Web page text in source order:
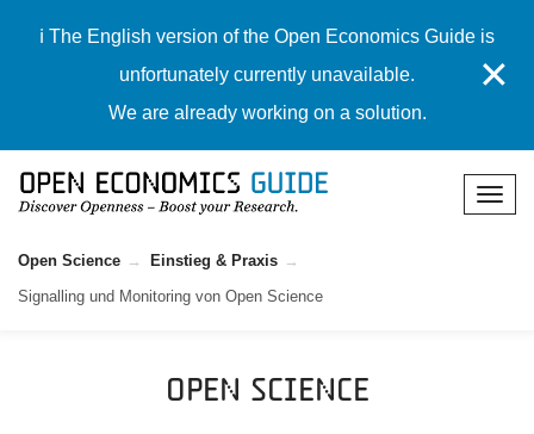
ℹ️ The English version of the Open Economics Guide is
unfortunately currently unavailable.
We are already working on a solution.
✕
Open Science
Einstieg & Praxis
Signalling und Monitoring von Open Science
Open Science